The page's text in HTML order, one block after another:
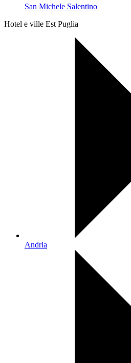
San Michele Salentino
Hotel e ville Est Puglia
Andria